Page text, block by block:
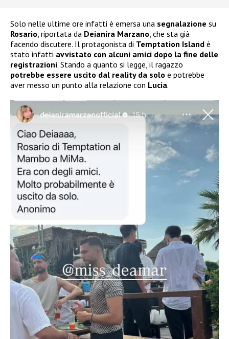
Solo nelle ultime ore infatti è emersa una segnalazione su
Rosario, riportata da Deianira Marzano, che sta già
facendo discutere. Il protagonista di Temptation Island è
stato infatti avvistato con alcuni amici dopo la fine delle
registrazioni. Stando a quanto si legge, il ragazzo
potrebbe essere uscito dal reality da solo e potrebbe
aver messo un punto alla relazione con Lucia.